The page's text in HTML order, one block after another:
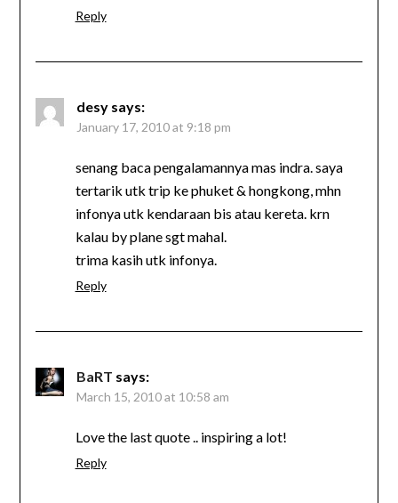
Reply
desy says:
January 17, 2010 at 9:18 pm
senang baca pengalamannya mas indra. saya
tertarik utk trip ke phuket & hongkong, mhn
infonya utk kendaraan bis atau kereta. krn
kalau by plane sgt mahal.
trima kasih utk infonya.
Reply
BaRT says:
March 15, 2010 at 10:58 am
Love the last quote .. inspiring a lot!
Reply